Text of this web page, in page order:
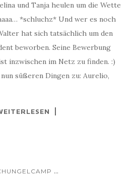
und Tanja heulen um die Wette
*schluchz* Und wer es noch
hat sich tatsächlich um den
beworben. Seine Bewerbung
inzwischen im Netz zu finden. :)
süßeren Dingen zu: Aurelio,
...